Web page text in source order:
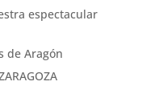
espectacular
de Aragón